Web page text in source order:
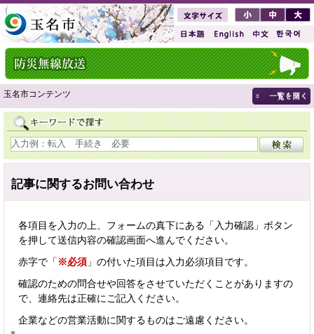
玉名市コンテンツ
記事に関するお問い合わせ
各項目を入力の上、フォームの真下にある「入力確認」ボタン
を押して送信内容の確認画面へ進んでください。
赤字で「 ※必須 」の付いた項目は入力必須項目です。
確認のための問合せや回答をさせていただくことがありますの
で、連絡先は正確にご記入ください。
企業などの営業活動に関するものはご遠慮ください。